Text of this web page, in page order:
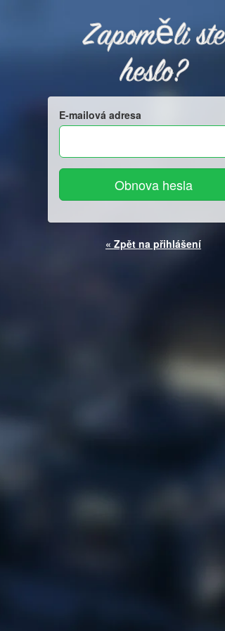
Zapoměli ste
heslo?
E-mailová adresa
« Zpět na přihlášení